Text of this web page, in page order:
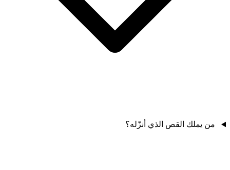
من يملك القص الذي أنزّله؟